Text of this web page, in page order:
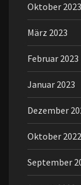
Oktober 2023
März 2023
Februar 2023
Januar 2023
Dezember
Oktober 2022
September